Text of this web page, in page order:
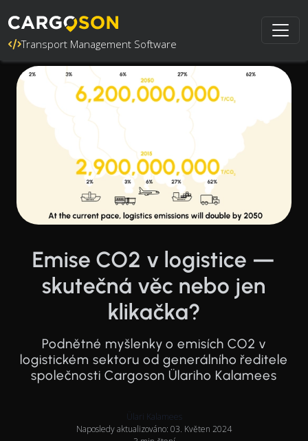
Transport Management Software
Emise CO2 v logistice —
skutečná věc nebo jen
klikačka?
Podnětné myšlenky o emisích CO2 v
logistickém sektoru od generálního ředitele
společnosti Cargoson Ülariho Kalamees
Ülari Kalamees
Naposledy aktualizováno: 03. Květen 2024